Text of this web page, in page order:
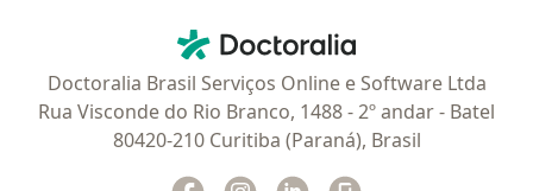
Doctoralia - Homepage
Doctoralia Brasil Serviços Online e Software Ltda
Rua Visconde do Rio Branco, 1488 - 2º andar - Batel
80420-210 Curitiba (Paraná), Brasil